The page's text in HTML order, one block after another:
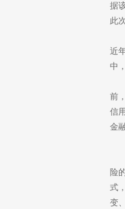
据
此
谢
近
中
前
信
金
谢
险
式
变